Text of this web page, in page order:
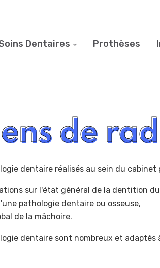
Dentaires Prothèses
de
dentaire réalisés au sein du
sur l'état général de la dentition
pathologie dentaire ou osseuse,
de la mâchoire.
dentaire sont nombreux et